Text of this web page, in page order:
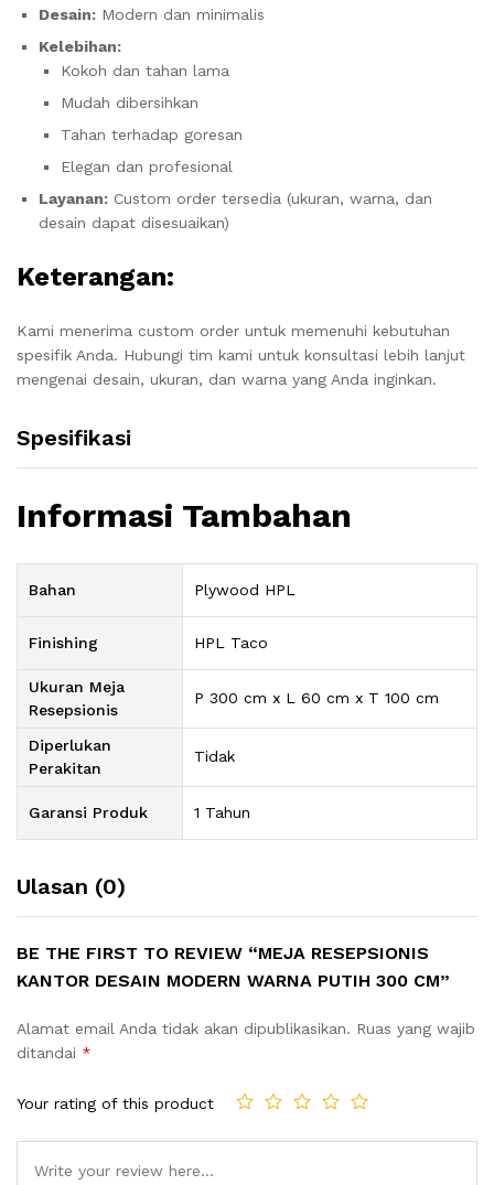
Desain: Modern dan minimalis
Kelebihan:
Kokoh dan tahan lama
Mudah dibersihkan
Tahan terhadap goresan
Elegan dan profesional
Layanan: Custom order tersedia (ukuran, warna, dan
desain dapat disesuaikan)
Keterangan:
Kami menerima custom order untuk memenuhi kebutuhan
spesifik Anda. Hubungi tim kami untuk konsultasi lebih lanjut
mengenai desain, ukuran, dan warna yang Anda inginkan.
Spesifikasi
Informasi Tambahan
Bahan Plywood HPL
Finishing HPL Taco
Ukuran Meja
Resepsionis
P 300 cm x L 60 cm x T 100 cm
Diperlukan
Perakitan
Tidak
Garansi Produk 1 Tahun
Ulasan (0)
BE THE FIRST TO REVIEW “MEJA RESEPSIONIS
KANTOR DESAIN MODERN WARNA PUTIH 300 CM”
Alamat email Anda tidak akan dipublikasikan. Ruas yang wajib
ditandai *
Your rating of this product